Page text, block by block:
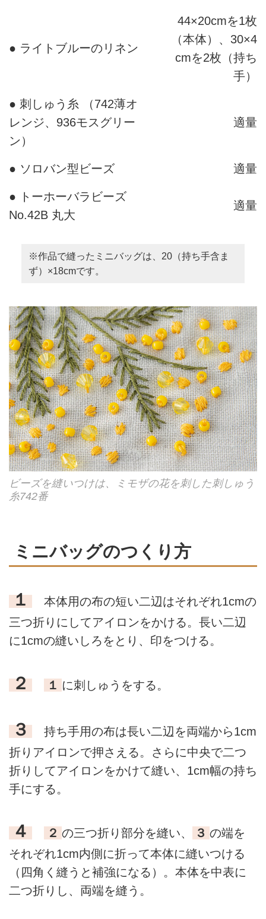
● ライトブルーのリネン
44×20cmを1枚
（本体）、30×4
cmを2枚（持ち
手）
● 刺しゅう糸 （742薄オ
レンジ、936モスグリー
ン）
適量
● ソロバン型ビーズ 適量
● トーホーバラビーズ
No.42B 丸大
適量
※作品で縫ったミニバッグは、20（持ち手含ま
ず）×18cmです。
ビーズを縫いつけは、ミモザの花を刺した刺しゅう
糸742番
ミニバッグのつくり方
１
本体用の布の短い二辺はそれぞれ1cmの
三つ折りにしてアイロンをかける。長い二辺
に1cmの縫いしろをとり、印をつける。
２ １ に刺しゅうをする。
３
持ち手用の布は長い二辺を両端から1cm
折りアイロンで押さえる。さらに中央で二つ
折りしてアイロンをかけて縫い、1cm幅の持ち
手にする。
４ ２ の三つ折り部分を縫い、 ３ の端を
それぞれ1cm内側に折って本体に縫いつける
（四角く縫うと補強になる）。本体を中表に
二つ折りし、両端を縫う。